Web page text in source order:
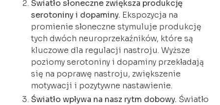
Światło słoneczne zwiększa produkcję
serotoniny i dopaminy. Ekspozycja na
promienie słoneczne stymuluje produkcję
tych dwóch neuroprzekaźników, które są
kluczowe dla regulacji nastroju. Wyższe
poziomy serotoniny i dopaminy przekładają
się na poprawę nastroju, zwiększenie
motywacji i pozytywne nastawienie.
Światło wpływa na nasz rytm dobowy. Światło